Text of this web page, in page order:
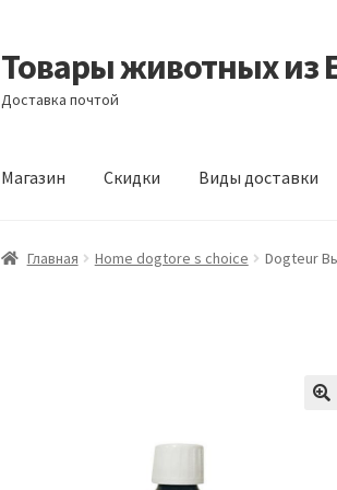
Перейти
к
навигации
Перейти
к
содержимому
Товары животных из
Доставка почтой
Магазин Скидки Виды доставки
Главная Виды доставки Заказать
Главная Home dogtore s choice Dogteur